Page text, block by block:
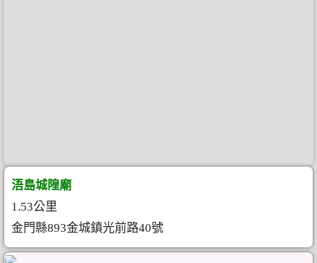
浯島城隍廟
1.53公里
金門縣893金城鎮光前路40號